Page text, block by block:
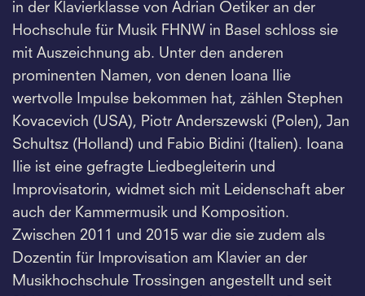
in der Klavierklasse von Adrian Oetiker an der
Hochschule für Musik FHNW in Basel schloss sie
mit Auszeichnung ab. Unter den anderen
prominenten Namen, von denen Ioana Ilie
wertvolle Impulse bekommen hat, zählen Stephen
Kovacevich (USA), Piotr Anderszewski (Polen), Jan
Schultsz (Holland) und Fabio Bidini (Italien). Ioana
Ilie ist eine gefragte Liedbegleiterin und
Improvisatorin, widmet sich mit Leidenschaft aber
auch der Kammermusik und Komposition.
Zwischen 2011 und 2015 war die sie zudem als
Dozentin für Improvisation am Klavier an der
Musikhochschule Trossingen angestellt und seit